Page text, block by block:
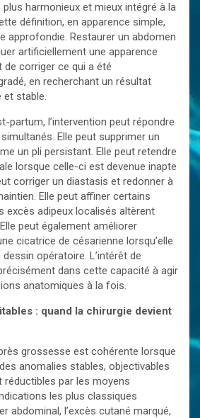
harmonieux et mieux intégré à la
définition, en apparence simple,
approfondie. Restaurer un abdomen
artificiellement une apparence
de corriger ce qui a été
en recherchant un résultat
et stable.
partum, l’intervention peut répondre
Elle peut supprimer un
un pli persistant. Elle peut retendre
lorsque celle-ci est devenue inapte
corriger un diastasis et redonner à
Elle peut affiner certains
excès adipeux localisés altèrent
peut également améliorer
cicatrice de césarienne lorsqu’elle
opératoire. L’intérêt de
dans cette capacité à agir
anatomiques à la fois.
: quand la chirurgie devient
grossesse est cohérente lorsque
anomalies stables, objectivables
par les moyens
les plus classiques
abdominal, l’excès cutané marqué,